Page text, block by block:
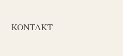
KONTAKT